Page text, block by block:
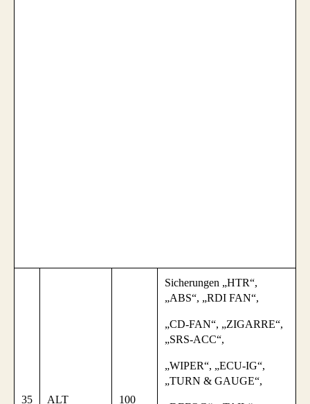
35 ALT 100
Sicherungen „HTR“,
„ABS“, „RDI FAN“,
„CD-FAN“, „ZIGARRE“,
„SRS-ACC“,
„WIPER“, „ECU-IG“,
„TURN & GAUGE“,